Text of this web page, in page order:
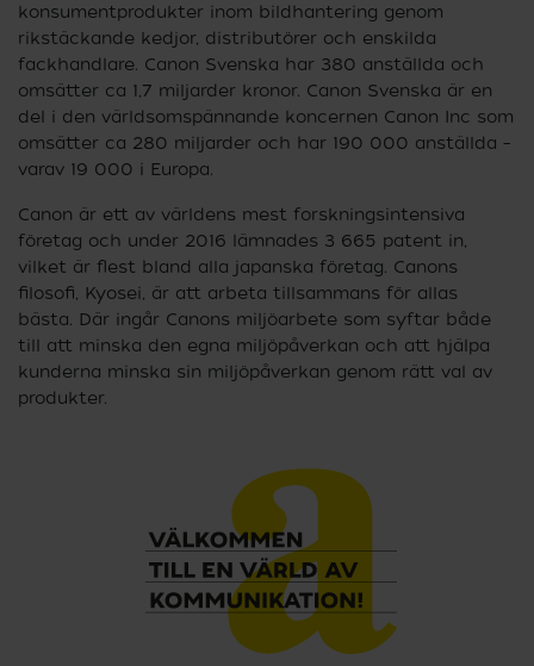
konsumentprodukter inom bildhantering genom
rikstäckande kedjor, distributörer och enskilda
fackhandlare. Canon Svenska har 380 anställda och
omsätter ca 1,7 miljarder kronor. Canon Svenska är en
del i den världsomspännande koncernen Canon Inc som
omsätter ca 280 miljarder och har 190 000 anställda –
varav 19 000 i Europa.
Canon är ett av världens mest forskningsintensiva
företag och under 2016 lämnades 3 665 patent in,
vilket är flest bland alla japanska företag. Canons
filosofi, Kyosei, är att arbeta tillsammans för allas
bästa. Där ingår Canons miljöarbete som syftar både
till att minska den egna miljöpåverkan och att hjälpa
kunderna minska sin miljöpåverkan genom rätt val av
produkter.